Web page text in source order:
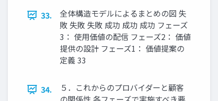
33.
全体構造モデルによるまとめの図 失
敗 失敗 失敗 成功 成功 成功 フェーズ
3： 使用価値の配信 フェーズ2： 価値
提供の設計 フェーズ1： 価値提案の
定義 33
34.
５．これからのプロバイダーと顧客